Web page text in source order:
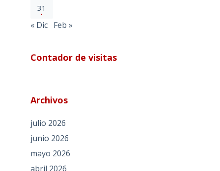
31
« Dic Feb »
Contador de visitas
Archivos
julio 2026
junio 2026
mayo 2026
abril 2026